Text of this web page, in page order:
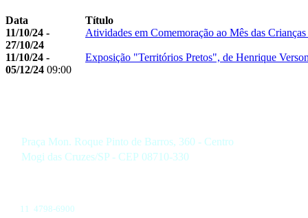
Data
Título
11/10/24 -
27/10/24
Atividades em Comemoração ao Mês das
11/10/24 -
05/12/24 09:00
Exposição "Territórios Pretos", de Henrique
Praça Mon. Roque Pinto de Barros, 360 - Centro
Mogi das Cruzes/SP - CEP 08710-330
11 4798-6900